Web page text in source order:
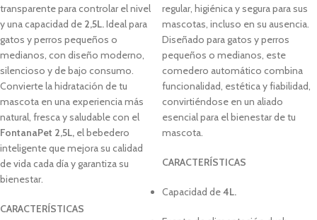
transparente para controlar el nivel
y una capacidad de 2,5L.Ideal para
gatos y perros pequeños o
medianos, con diseño moderno,
silencioso y de bajo consumo.
Convierte la hidratación de tu
mascota en una experiencia más
natural, fresca y saludable con el
FontanaPet 2,5L, el bebedero
inteligente que mejora su calidad
de vida cada día y garantiza su
bienestar.
CARACTERÍSTICAS
regular, higiénica y segura para sus
mascotas, incluso en su ausencia.
Diseñado para gatos y perros
pequeños o medianos, este
comedero automático combina
funcionalidad, estética y fiabilidad,
convirtiéndose en un aliado
esencial para el bienestar de tu
mascota.
CARACTERÍSTICAS
Capacidad de4L.